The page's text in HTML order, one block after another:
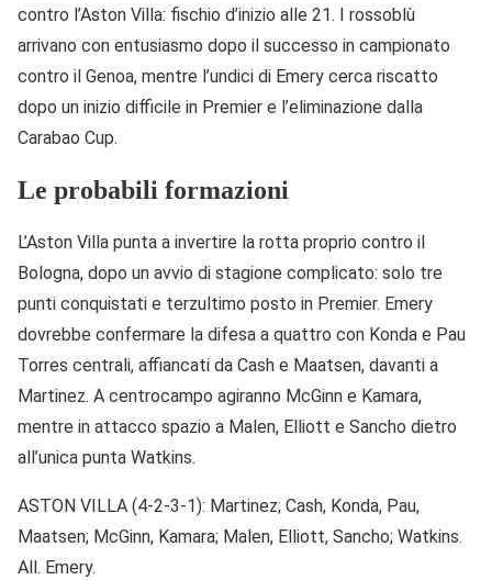
contro l’Aston Villa: fischio d’inizio alle 21. I rossoblù
arrivano con entusiasmo dopo il successo in campionato
contro il Genoa, mentre l’undici di Emery cerca riscatto
dopo un inizio difficile in Premier e l’eliminazione dalla
Carabao Cup.
Le probabili formazioni
L’Aston Villa punta a invertire la rotta proprio contro il
Bologna, dopo un avvio di stagione complicato: solo tre
punti conquistati e terzultimo posto in Premier. Emery
dovrebbe confermare la difesa a quattro con Konda e Pau
Torres centrali, affiancati da Cash e Maatsen, davanti a
Martinez. A centrocampo agiranno McGinn e Kamara,
mentre in attacco spazio a Malen, Elliott e Sancho dietro
all’unica punta Watkins.
ASTON VILLA (4-2-3-1): Martinez; Cash, Konda, Pau,
Maatsen; McGinn, Kamara; Malen, Elliott, Sancho; Watkins.
All. Emery.